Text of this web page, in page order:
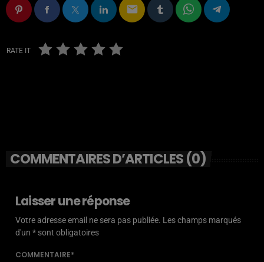
email
RATE IT
COMMENTAIRES D’ARTICLES (0)
Laisser une réponse
Votre adresse email ne sera pas publiée. Les champs marqués
d'un * sont obligatoires
COMMENTAIRE*